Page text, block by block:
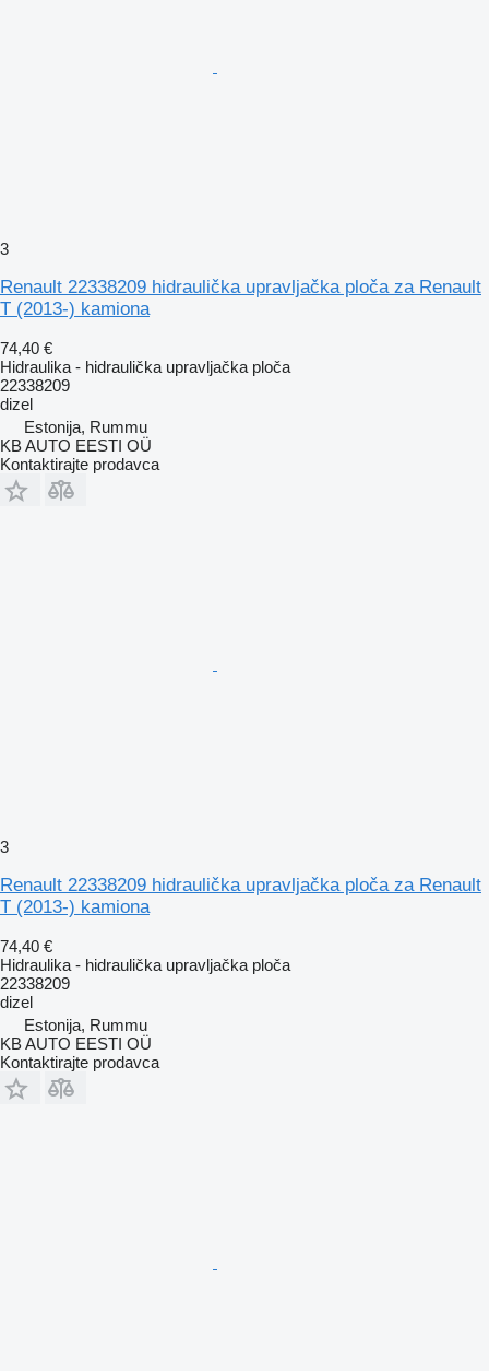
3
Renault 22338209 hidraulička upravljačka ploča za Renault
T (2013-) kamiona
74,40 €
Hidraulika - hidraulička upravljačka ploča
22338209
dizel
Estonija, Rummu
KB AUTO EESTI OÜ
Kontaktirajte prodavca
3
Renault 22338209 hidraulička upravljačka ploča za Renault
T (2013-) kamiona
74,40 €
Hidraulika - hidraulička upravljačka ploča
22338209
dizel
Estonija, Rummu
KB AUTO EESTI OÜ
Kontaktirajte prodavca